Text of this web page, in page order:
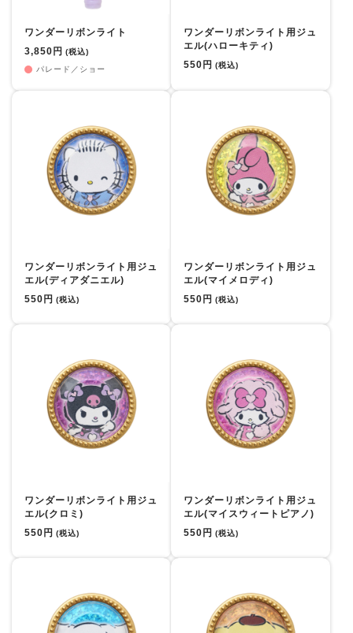
ワンダーリボンライト
3,850円 (税込)
パレード／ショー
ワンダーリボンライト用ジュ
エル(ハローキティ)
550円 (税込)
ワンダーリボンライト用ジュ
エル(ディアダニエル)
550円 (税込)
ワンダーリボンライト用ジュ
エル(マイメロディ)
550円 (税込)
ワンダーリボンライト用ジュ
エル(クロミ)
550円 (税込)
ワンダーリボンライト用ジュ
エル(マイスウィートピアノ)
550円 (税込)